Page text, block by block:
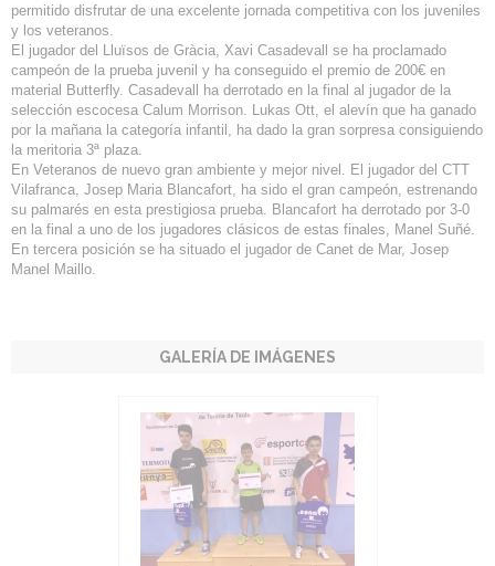
permitido disfrutar de una excelente jornada competitiva con los juveniles
y los veteranos.
El jugador del Lluïsos de Gràcia, Xavi Casadevall se ha proclamado
campeón de la prueba juvenil y ha conseguido el premio de 200€ en
material Butterfly. Casadevall ha derrotado en la final al jugador de la
selección escocesa Calum Morrison. Lukas Ott, el alevín que ha ganado
por la mañana la categoría infantil, ha dado la gran sorpresa consiguiendo
la meritoria 3ª plaza.
En Veteranos de nuevo gran ambiente y mejor nivel. El jugador del CTT
Vilafranca, Josep Maria Blancafort, ha sido el gran campeón, estrenando
su palmarés en esta prestigiosa prueba. Blancafort ha derrotado por 3-0
en la final a uno de los jugadores clásicos de estas finales, Manel Suñé.
En tercera posición se ha situado el jugador de Canet de Mar, Josep
Manel Maillo.
GALERÍA DE IMÁGENES